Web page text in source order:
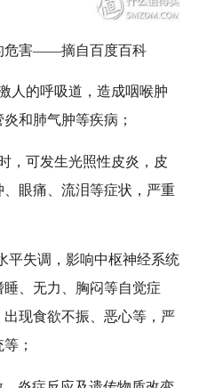
危害——摘自百度百科
人的呼吸道，造成咽喉肿
和肺气肿等疾病；
，可发生光照性皮炎，皮
眼痛、流泪等症状，严重
平失调，影响中枢神经系统
、无力、胸闷等自觉症
现食欲不振、恶心等，严
；